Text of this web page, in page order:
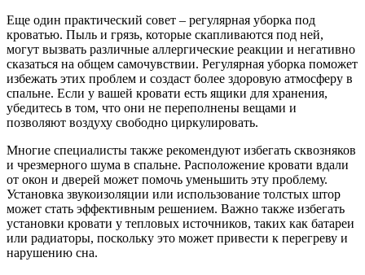
Еще один практический совет – регулярная уборка под
кроватью. Пыль и грязь, которые скапливаются под ней,
могут вызвать различные аллергические реакции и негативно
сказаться на общем самочувствии. Регулярная уборка поможет
избежать этих проблем и создаст более здоровую атмосферу в
спальне. Если у вашей кровати есть ящики для хранения,
убедитесь в том, что они не переполнены вещами и
позволяют воздуху свободно циркулировать.
Многие специалисты также рекомендуют избегать сквозняков
и чрезмерного шума в спальне. Расположение кровати вдали
от окон и дверей может помочь уменьшить эту проблему.
Установка звукоизоляции или использование толстых штор
может стать эффективным решением. Важно также избегать
установки кровати у тепловых источников, таких как батареи
или радиаторы, поскольку это может привести к перегреву и
нарушению сна.